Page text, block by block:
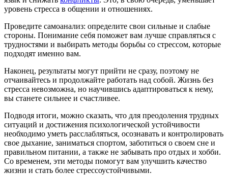
уровень стресса в общении и отношениях.
Проведите самоанализ: определите свои сильные и слабые
стороны. Понимание себя поможет вам лучше справляться с
трудностями и выбирать методы борьбы со стрессом, которые
подходят именно вам.
Наконец, результаты могут прийти не сразу, поэтому не
отчаивайтесь и продолжайте работать над собой. Жизнь без
стресса невозможна, но научившись адаптироваться к нему,
вы станете сильнее и счастливее.
Подводя итоги, можно сказать, что для преодоления трудных
ситуаций и достижения психологической устойчивости
необходимо уметь расслабляться, осознавать и контролировать
свое дыхание, заниматься спортом, заботиться о своем сне и
правильном питании, а также не забывать про отдых и хобби.
Со временем, эти методы помогут вам улучшить качество
жизни и стать более стрессоустойчивыми.